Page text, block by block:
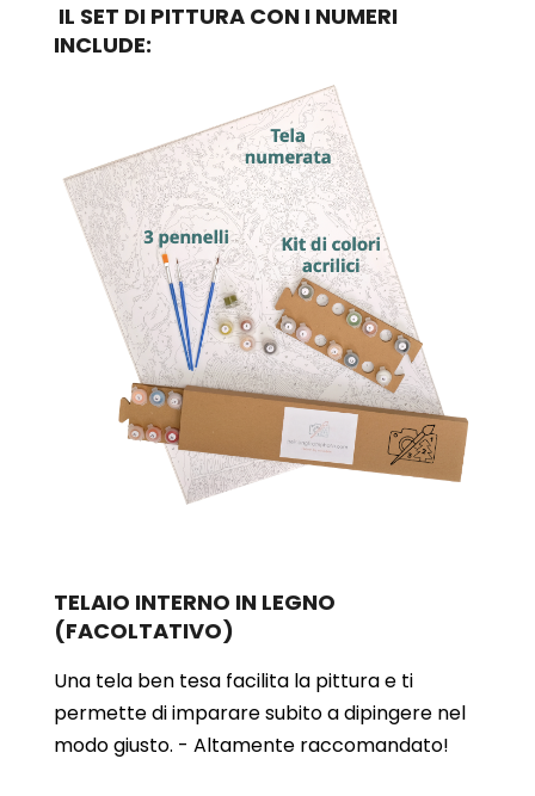
IL SET DI PITTURA CON I NUMERI
INCLUDE:
TELAIO INTERNO IN LEGNO
(FACOLTATIVO)
Una tela ben tesa facilita la pittura e ti
permette di imparare subito a dipingere nel
modo giusto. - Altamente raccomandato!